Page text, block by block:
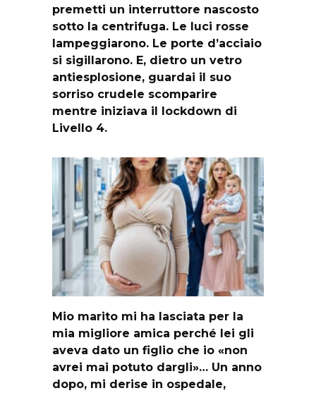
premetti un interruttore nascosto
sotto la centrifuga. Le luci rosse
lampeggiarono. Le porte d’acciaio
si sigillarono. E, dietro un vetro
antiesplosione, guardai il suo
sorriso crudele scomparire
mentre iniziava il lockdown di
Livello 4.
Mio marito mi ha lasciata per la
mia migliore amica perché lei gli
aveva dato un figlio che io «non
avrei mai potuto dargli»… Un anno
dopo, mi derise in ospedale,